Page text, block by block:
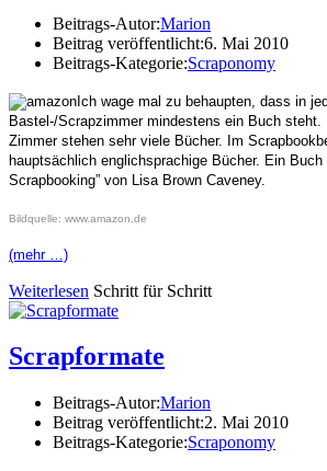
Beitrags-Autor:Marion
Beitrag veröffentlicht:6. Mai 2010
Beitrags-Kategorie:Scraponomy
Ich wage mal zu behaupten, dass in
Bastel-/Scrapzimmer mindestens ein Buch steht.
Zimmer stehen sehr viele Bücher. Im
hauptsächlich englichsprachige Bücher. Ein
Scrapbooking” von Lisa Brown Caveney.
Bildquelle: www.amazon.de
(mehr …)
Weiterlesen Schritt für Schritt
Scrapformate
Beitrags-Autor:Marion
Beitrag veröffentlicht:2. Mai 2010
Beitrags-Kategorie:Scraponomy